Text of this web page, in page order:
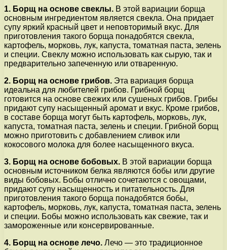
1. Борщ на основе свеклы. В этой вариации борща
основным ингредиентом является свекла. Она придает
супу яркий красный цвет и неповторимый вкус. Для
приготовления такого борща понадобятся свекла,
картофель, морковь, лук, капуста, томатная паста, зелень
и специи. Свеклу можно использовать как сырую, так и
предварительно запеченную или отваренную.
2. Борщ на основе грибов. Эта вариация борща
идеальна для любителей грибов. Грибной борщ
готовится на основе свежих или сушеных грибов. Грибы
придают супу насыщенный аромат и вкус. Кроме грибов,
в составе борща могут быть картофель, морковь, лук,
капуста, томатная паста, зелень и специи. Грибной борщ
можно приготовить с добавлением сливок или
кокосового молока для более насыщенного вкуса.
3. Борщ на основе бобовых. В этой вариации борща
основным источником белка являются бобы или другие
виды бобовых. Бобы отлично сочетаются с овощами,
придают супу насыщенность и питательность. Для
приготовления такого борща понадобятся бобы,
картофель, морковь, лук, капуста, томатная паста, зелень
и специи. Бобы можно использовать как свежие, так и
замороженные или консервированные.
4. Борщ на основе лечо. Лечо — это традиционное